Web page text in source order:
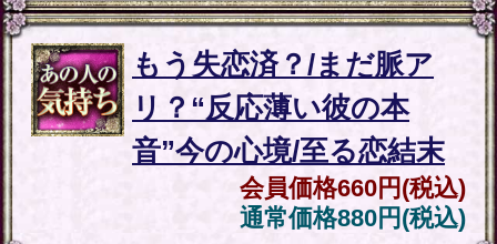
Android 5.0以降
iOS 10.0以降
＜ブラウザ＞
OSに標準搭載されているブ
ラウザ。
※JavaScriptの設定をオンにし
てご利用ください。
※Cookieの設定をONにしてご利